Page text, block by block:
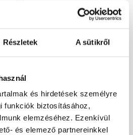
Részletek A sütikről
és hirdetések személyre
funkciók biztosításához,
elemzéséhez. Ezenkívül
és elemező partnereinkkel
Thermomaster szilikon
mm 13-C 25 kg
Gyártói készleten
Megnézem